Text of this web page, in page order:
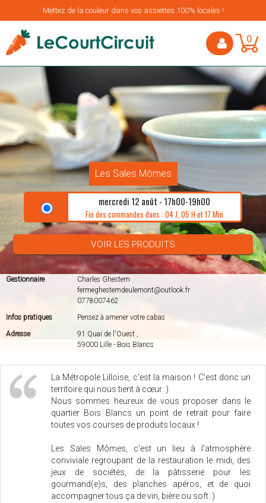
Mettez de la couleur dans vos assiettes 100% locales !
0
Les Sales Mômes
mercredi 12 août - 17h00-19h00
Fin des commandes dans : 04 J, 05 H et 17 Min
VOIR LES PRODUITS
Gestionnaire
Charles Ghestem
fermeghestemdeulemont@outlook.fr
0778007462
Infos pratiques
Pensez à amener votre cabas
Adresse
91 Quai de l'Ouest ,
59000 Lille - Bois Blancs
La Métropole Lilloise, c'est la maison ! C'est donc un
territoire qui nous tient à cœur :)
Nous sommes heureux de vous proposer dans le
quartier Bois Blancs un point de retrait pour faire
toutes vos courses de produits locaux !
Les Sales Mômes, c'est un lieu à l'atmosphère
conviviale regroupant de la restauration le midi, des
jeux de sociétés, de la pâtisserie pour les
gourmand(e)s, des planches apéros, et de quoi
accompagner tous ça de vin, bière ou soft :)